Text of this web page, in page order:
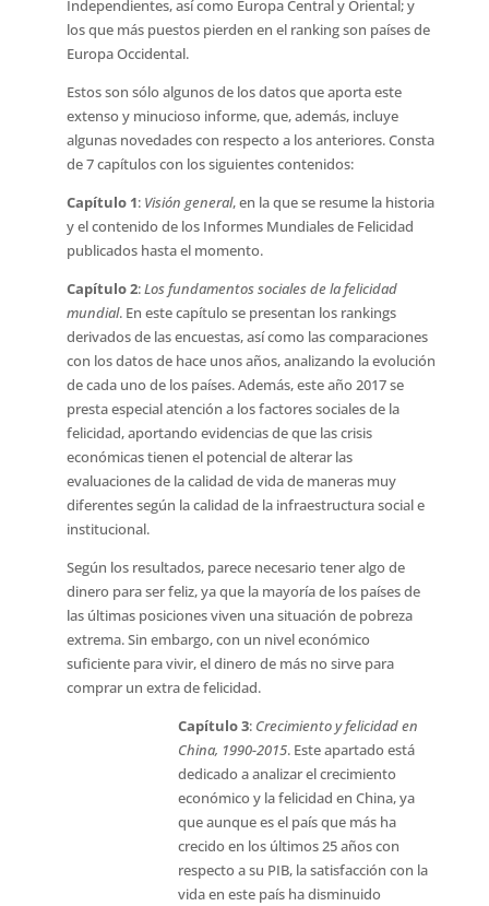
Independientes, así como Europa Central y Oriental; y
los que más puestos pierden en el ranking son países de
Europa Occidental.
Estos son sólo algunos de los datos que aporta este
extenso y minucioso informe, que, además, incluye
algunas novedades con respecto a los anteriores. Consta
de 7 capítulos con los siguientes contenidos:
Capítulo 1: Visión general, en la que se resume la historia
y el contenido de los Informes Mundiales de Felicidad
publicados hasta el momento.
Capítulo 2:Los fundamentos sociales de la felicidad
mundial. En este capítulo se presentan los rankings
derivados de las encuestas, así como las comparaciones
con los datos de hace unos años, analizando la evolución
de cada uno de los países. Además, este año 2017 se
presta especial atención a los factores sociales de la
felicidad, aportando evidencias de que las crisis
económicas tienen el potencial de alterar las
evaluaciones de la calidad de vida de maneras muy
diferentes según la calidad de la infraestructura social e
institucional.
Según los resultados, parece necesario tener algo de
dinero para ser feliz, ya que la mayoría de los países de
las últimas posiciones viven una situación de pobreza
extrema. Sin embargo, con un nivel económico
suficiente para vivir, el dinero de más no sirve para
comprar un extra de felicidad.
Capítulo 3: Crecimiento y felicidad en
China, 1990-2015. Este apartado está
dedicado a analizar el crecimiento
económico y la felicidad en China, ya
que aunque es el país que más ha
crecido en los últimos 25 años con
respecto a su PIB, la satisfacción con la
vida en este país ha disminuido